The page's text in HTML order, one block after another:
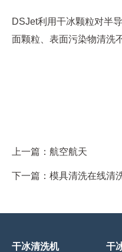
DSJet利用干冰颗粒对半
面颗粒、表面污染物清洗
上一篇： 航空航天
下一篇： 模具清洗在线清
干冰清洗机 干